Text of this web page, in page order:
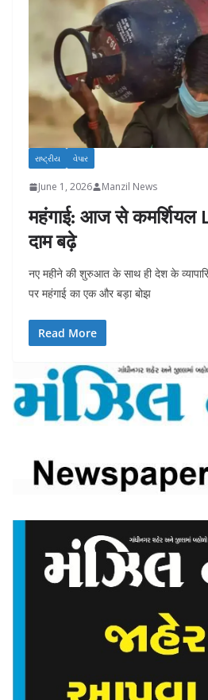
રાષ્ટ્રીય વેપાર
June 1, 2026 Manzil News
महंगाई: आज से कमर्शियल
दाम बढ़े
नए महीने की शुरुआत के साथ ही देश के
पर महंगाई का एक और बड़ा बोझ
Read More